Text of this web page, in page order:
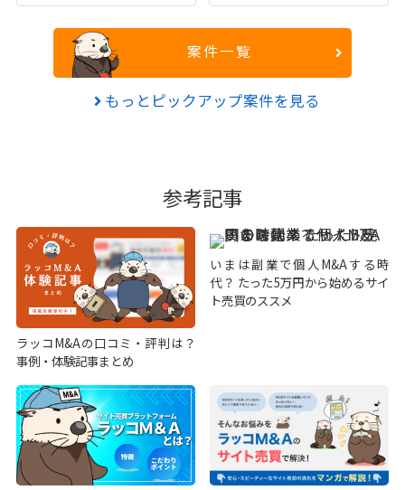
案件一覧
もっとピックアップ案件を見る
参考記事
ラッコM&Aの口コミ・評判は？
事例・体験記事まとめ
いまは副業で個人M&Aする時
代？ たった5万円から始めるサイ
ト売買のススメ